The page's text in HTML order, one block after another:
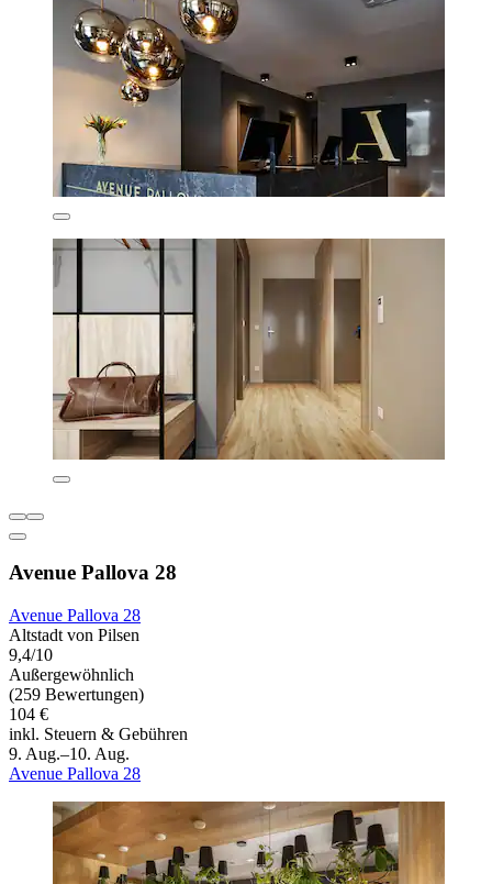
Avenue Pallova 28
Avenue Pallova 28
Altstadt von Pilsen
9,4/10
Außergewöhnlich
(259 Bewertungen)
104 €
inkl. Steuern & Gebühren
9. Aug.–10. Aug.
Avenue Pallova 28